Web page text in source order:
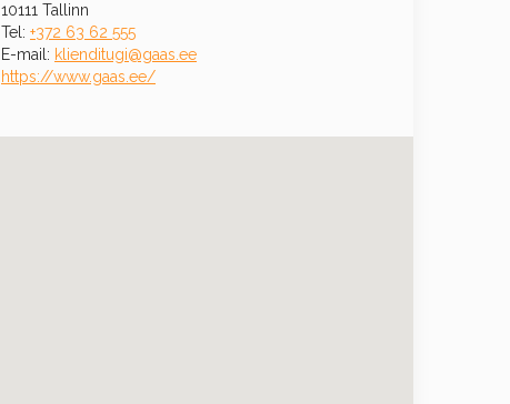
10111 Tallinn
Tel: +372 63 62 555
E-mail: klienditugi@gaas.ee
https://www.gaas.ee/